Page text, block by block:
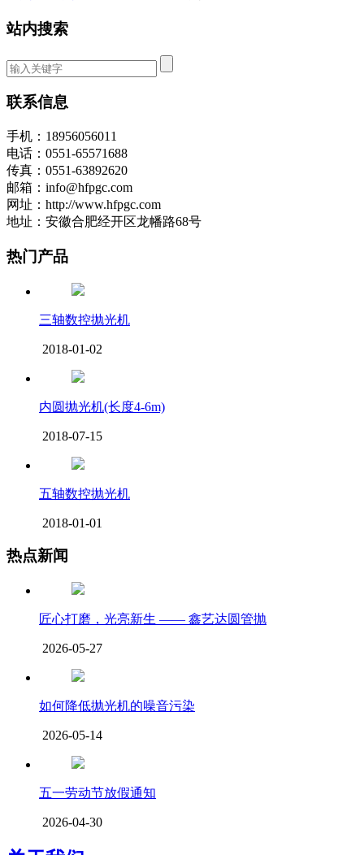
站内搜索
联系信息
手机：18956056011
电话：0551-65571688
传真：0551-63892620
邮箱：info@hfpgc.com
网址：http://www.hfpgc.com
地址：安徽合肥经开区龙幡路68号
热门产品
三轴数控抛光机
2018-01-02
内圆抛光机(长度4-6m)
2018-07-15
五轴数控抛光机
2018-01-01
热点新闻
匠心打磨，光亮新生 —— 鑫艺达圆管抛
2026-05-27
如何降低抛光机的噪音污染
2026-05-14
五一劳动节放假通知
2026-04-30